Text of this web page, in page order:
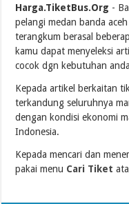
Harga.TiketBus.Org -
pelangi medan banda
terangkum berasal
kamu dapat menyeleksi
cocok dgn kebutuhan
Kepada artikel berkaitan
terkandung seluruhnya
dengan kondisi ekonomi
Indonesia.
Kepada mencari dan
pakai menu Cari Tiket